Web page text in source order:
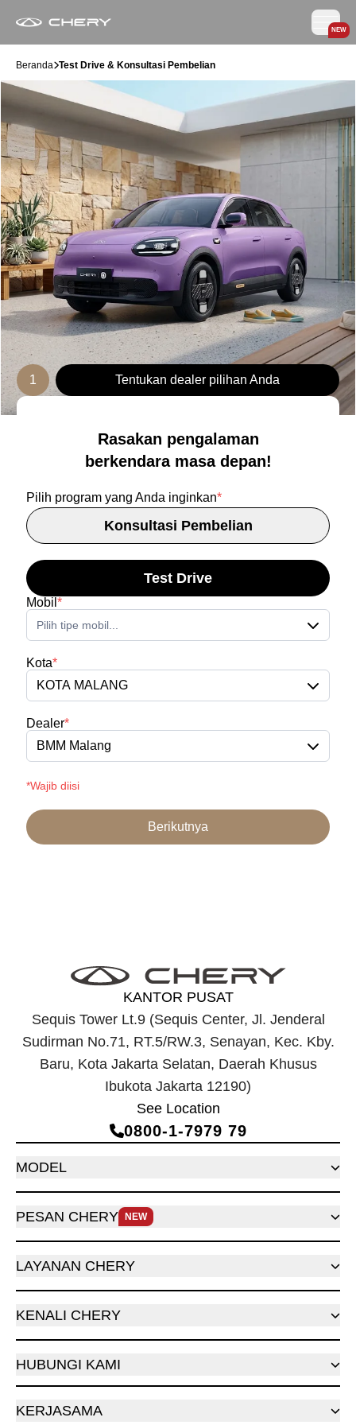
NEW
Beranda Test Drive & Konsultasi Pembelian
1 Tentukan dealer pilihan Anda
Rasakan pengalaman
berkendara masa depan!
Pilih program yang Anda inginkan*
Konsultasi Pembelian
Test Drive
Mobil *
Pilih tipe mobil...
Kota*
KOTA MALANG
Dealer*
BMM Malang
*Wajib diisi
Berikutnya
KANTOR PUSAT
Sequis Tower Lt.9 (Sequis Center, Jl. Jenderal
Sudirman No.71, RT.5/RW.3, Senayan, Kec. Kby.
Baru, Kota Jakarta Selatan, Daerah Khusus
Ibukota Jakarta 12190)
See Location
0800‑1‑7979 79
MODEL
PESAN CHERY NEW
LAYANAN CHERY
KENALI CHERY
HUBUNGI KAMI
KERJASAMA